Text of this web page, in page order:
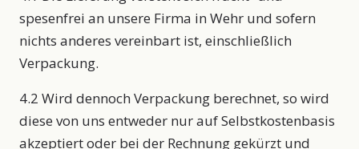
spesenfrei an unsere Firma in Wehr und sofern
nichts anderes vereinbart ist, einschließlich
Verpackung.
4.2 Wird dennoch Verpackung berechnet, so wird
diese von uns entweder nur auf Selbstkostenbasis
akzeptiert oder bei der Rechnung gekürzt und